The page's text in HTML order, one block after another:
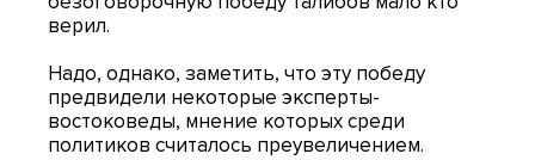
верил.
Надо, однако, заметить, что эту победу
предвидели некоторые эксперты-
востоковеды, мнение которых среди
политиков считалось преувеличением.